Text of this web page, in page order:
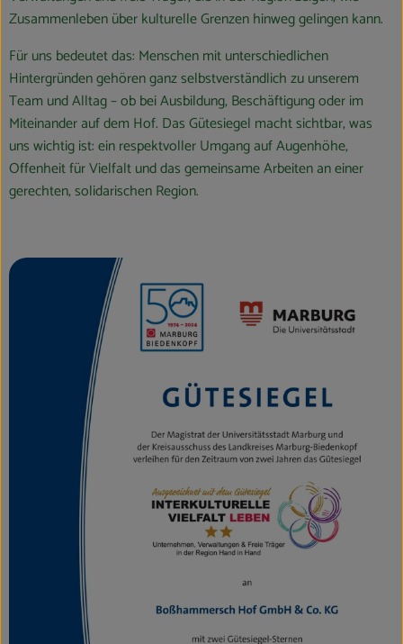
Zusammenleben über kulturelle Grenzen hinweg gelingen kann.
​Für uns bedeutet das: Menschen mit unterschiedlichen
Hintergründen gehören ganz selbstverständlich zu unserem
Team und Alltag – ob bei Ausbildung, Beschäftigung oder im
Miteinander auf dem Hof. Das Gütesiegel macht sichtbar, was
uns wichtig ist: ein respektvoller Umgang auf Augenhöhe,
Offenheit für Vielfalt und das gemeinsame Arbeiten an einer
gerechten, solidarischen Region.